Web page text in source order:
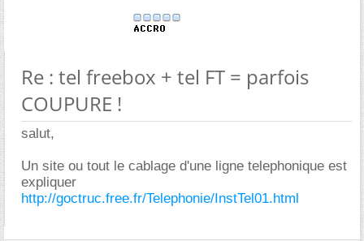
Re : tel freebox + tel FT = parfois
COUPURE !
salut,
Un site ou tout le cablage d'une ligne telephonique est
expliquer
http://goctruc.free.fr/Telephonie/InstTel01.html